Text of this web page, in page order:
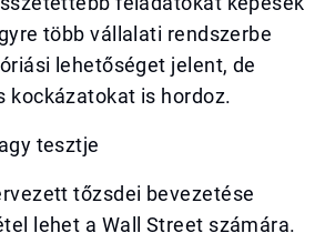
több vállalati rendszerbe
lehetőséget jelent, de
kockázatokat is hordoz.
tesztje
tőzsdei bevezetése
lehet a Wall Street számára.